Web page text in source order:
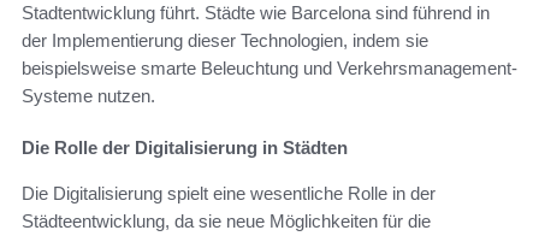
Stadtentwicklung führt. Städte wie Barcelona sind führend in
der Implementierung dieser Technologien, indem sie
beispielsweise smarte Beleuchtung und Verkehrsmanagement-
Systeme nutzen.
Die Rolle der Digitalisierung in Städten
Die Digitalisierung spielt eine wesentliche Rolle in der
Städteentwicklung, da sie neue Möglichkeiten für die